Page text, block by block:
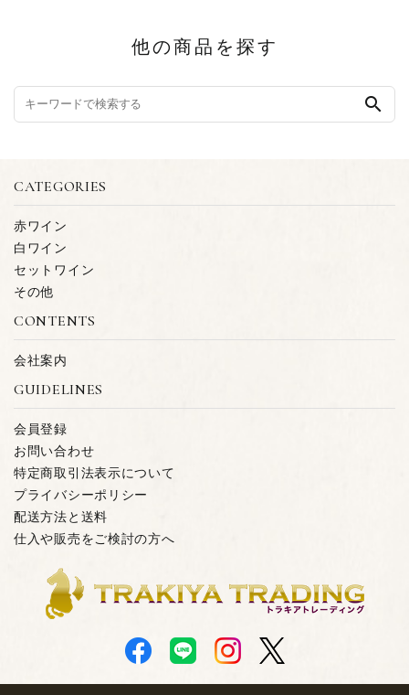
他の商品を探す
search
CATEGORIES
赤ワイン
白ワイン
セットワイン
その他
CONTENTS
会社案内
GUIDELINES
会員登録
お問い合わせ
特定商取引法表示について
プライバシーポリシー
配送方法と送料
仕入や販売をご検討の方へ